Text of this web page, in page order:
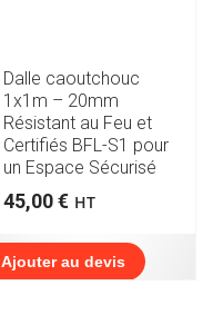
Dalle caoutchouc
1x1m – 20mm
Résistant au Feu et
Certifiés BFL-S1 pour
un Espace Sécurisé
45,00€ HT
Ajouter au devis